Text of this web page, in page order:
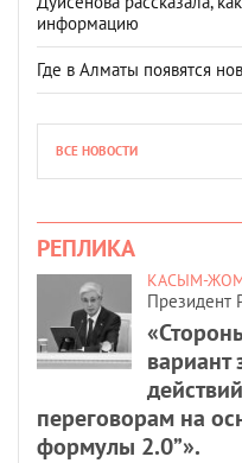
информацию
Где в Алматы появятся
ВСЕ НОВОСТИ
РЕПЛИКА
КАСЫМ-
Президент
переговорам на
формулы 2.0”».